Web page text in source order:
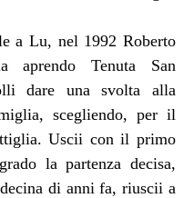
a Lu, nel 1992 Roberto
aprendo Tenuta San
dare una svolta alla
scegliendo, per il
Uscii con il primo
la partenza decisa,
di anni fa, riuscii a